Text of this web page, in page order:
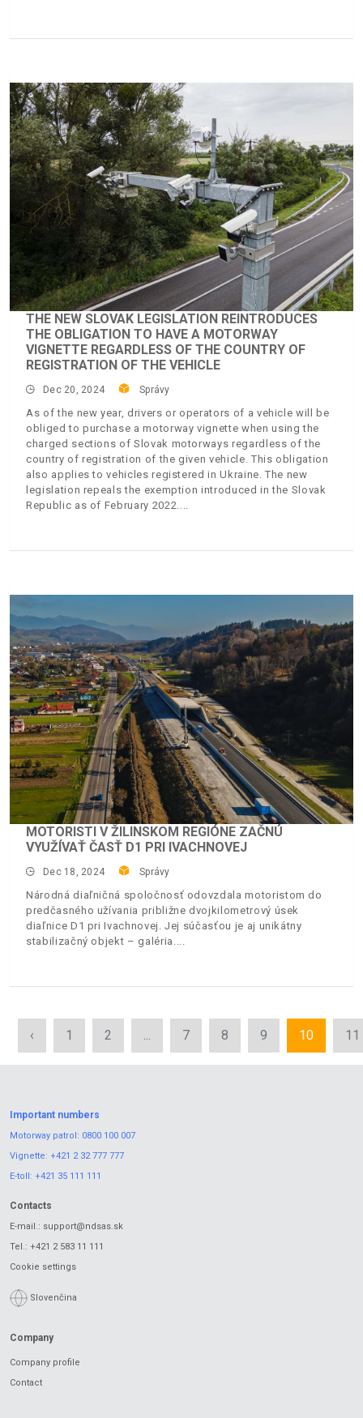
THE NEW SLOVAK LEGISLATION REINTRODUCES
THE OBLIGATION TO HAVE A MOTORWAY
VIGNETTE REGARDLESS OF THE COUNTRY OF
REGISTRATION OF THE VEHICLE
Dec 20, 2024 Správy
As of the new year, drivers or operators of a vehicle will be
obliged to purchase a motorway vignette when using the
charged sections of Slovak motorways regardless of the
country of registration of the given vehicle. This obligation
also applies to vehicles registered in Ukraine. The new
legislation repeals the exemption introduced in the Slovak
Republic as of February 2022.
MOTORISTI V ŽILINSKOM REGIÓNE ZAČNÚ
VYUŽÍVAŤ ČASŤ D1 PRI IVACHNOVEJ
Dec 18, 2024 Správy
Národná diaľničná spoločnosť odovzdala motoristom do
predčasného užívania približne dvojkilometrový úsek
diaľnice D1 pri Ivachnovej. Jej súčasťou je aj unikátny
stabilizačný objekt – galéria.
‹ 1 2 ... 7 8 9 10 11
Important numbers
Motorway patrol: 0800 100 007
Vignette: +421 2 32 777 777
E-toll: +421 35 111 111
Contacts
E-mail.: support@ndsas.sk
Tel.: +421 2 583 11 111
Cookie settings
Slovenčina
Company
Company profile
Contact